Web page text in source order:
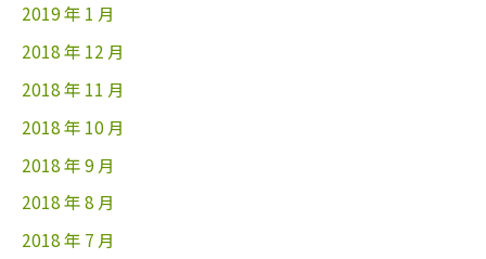
2019 年 1 月
2018 年 12 月
2018 年 11 月
2018 年 10 月
2018 年 9 月
2018 年 8 月
2018 年 7 月